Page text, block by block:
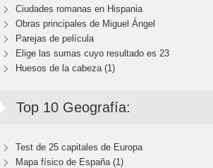
Ciudades romanas en Hispania
Obras principales de Miguel Ángel
Parejas de película
Elige las sumas cuyo resultado es 23
Huesos de la cabeza (1)
Top 10 Geografía:
Test de 25 capitales de Europa
Mapa físico de España (1)